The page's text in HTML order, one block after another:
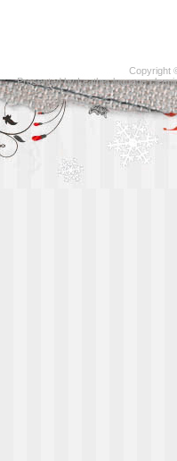
Copyright
Presented byLeather luggage